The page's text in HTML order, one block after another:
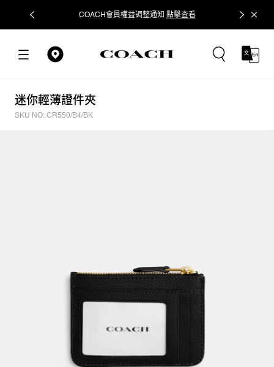
COACH會員權益調整通知 點擊查看 立即追蹤
迷你輕薄證件夾
SKU NO: CR550/B4/BK